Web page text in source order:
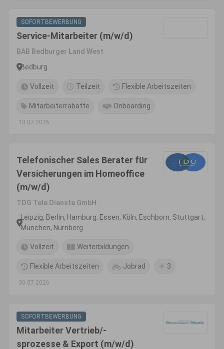
SOFORTBEWERBUNG
Service-Mitarbeiter (m/w/d)
BAB Bedburger Land West
Bedburg
Vollzeit Teilzeit Flexible Arbeitszeiten
Mitarbeiterrabatte Onboarding
18.07.2026
Telefonischer Sales Berater für
Versicherungen im Homeoffice
(m/w/d)
TDG Tele Dienste GmbH
Leipzig, Berlin, Hamburg, Essen, Köln, Eschborn, Stuttgart,
München, Nürnberg
Vollzeit Weiterbildungen
Flexible Arbeitszeiten Jobrad 3
30.07.2026
SOFORTBEWERBUNG
Mitarbeiter Vertrieb/-
sprozesse & Export (m/w/d)